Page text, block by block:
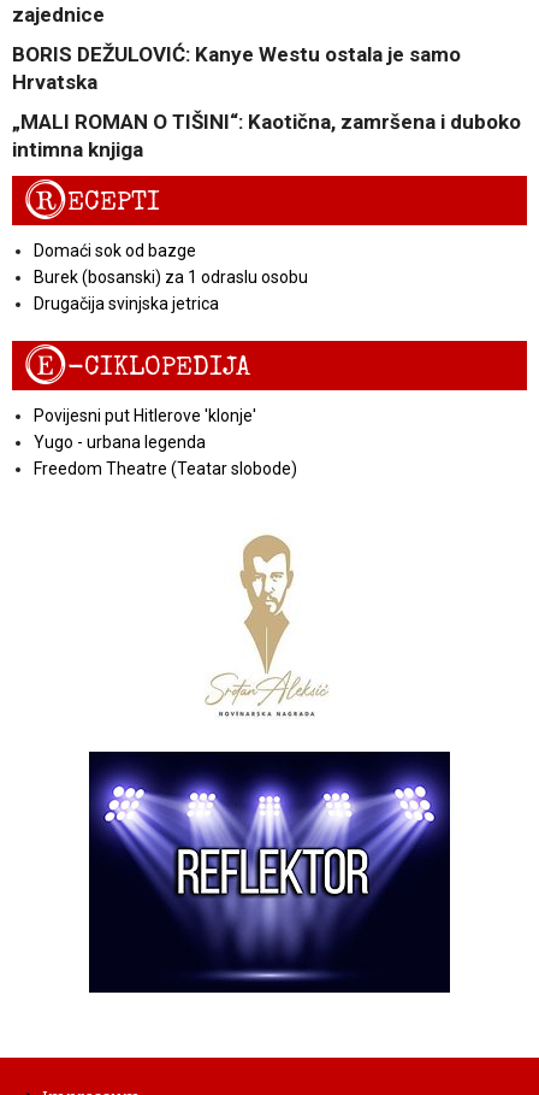
zajednice
BORIS DEŽULOVIĆ: Kanye Westu ostala je samo
Hrvatska
„MALI ROMAN O TIŠINI“: Kaotična, zamršena i duboko
intimna knjiga
RECEPTI
Domaći sok od bazge
Burek (bosanski) za 1 odraslu osobu
Drugačija svinjska jetrica
E-CIKLOPEDIJA
Povijesni put Hitlerove 'klonje'
Yugo - urbana legenda
Freedom Theatre (Teatar slobode)